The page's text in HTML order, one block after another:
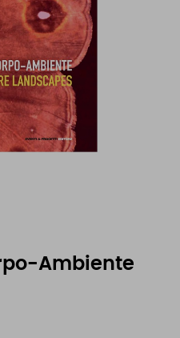
Ambiente